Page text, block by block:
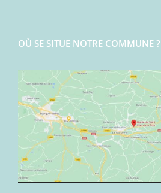
OÙ SE SITUE NOTRE COMMUNE ?